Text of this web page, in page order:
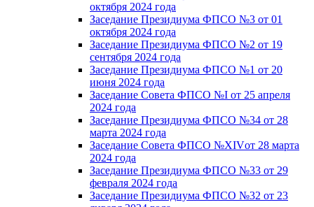
октября 2024 года
Заседание Президиума ФПСО №3 от 01
октября 2024 года
Заседание Президиума ФПСО №2 от 19
сентября 2024 года
Заседание Президиума ФПСО №1 от 20
июня 2024 года
Заседание Совета ФПСО №I от 25 апреля
2024 года
Заседание Президиума ФПСО №34 от 28
марта 2024 года
Заседание Совета ФПСО №XIVот 28 марта
2024 года
Заседание Президиума ФПСО №33 от 29
февраля 2024 года
Заседание Президиума ФПСО №32 от 23